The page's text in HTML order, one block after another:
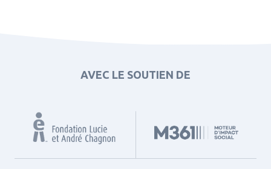
AVEC LE SOUTIEN DE